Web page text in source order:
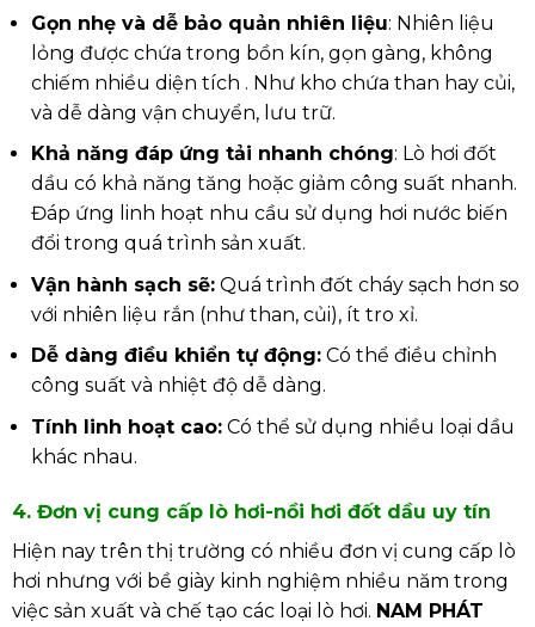
Gọn nhẹ và dễ bảo quản nhiên liệu: Nhiên liệu
lỏng được chứa trong bồn kín, gọn gàng, không
chiếm nhiều diện tích . Như kho chứa than hay củi,
và dễ dàng vận chuyển, lưu trữ.
Khả năng đáp ứng tải nhanh chóng: Lò hơi đốt
dầu có khả năng tăng hoặc giảm công suất nhanh.
Đáp ứng linh hoạt nhu cầu sử dụng hơi nước biến
đổi trong quá trình sản xuất.
Vận hành sạch sẽ:Quá trình đốt cháy sạch hơn so
với nhiên liệu rắn (như than, củi), ít tro xỉ.
Dễ dàng điều khiển tự động:Có thể điều chỉnh
công suất và nhiệt độ dễ dàng.
Tính linh hoạt cao:Có thể sử dụng nhiều loại dầu
khác nhau.
4. Đơn vị cung cấp lò hơi-nồi hơi đốt dầu uy tín
Hiện nay trên thị trường có nhiều đơn vị cung cấp lò
hơi nhưng với bề giày kinh nghiệm nhiều năm trong
việc sản xuất và chế tạo các loại lò hơi. NAM PHÁT